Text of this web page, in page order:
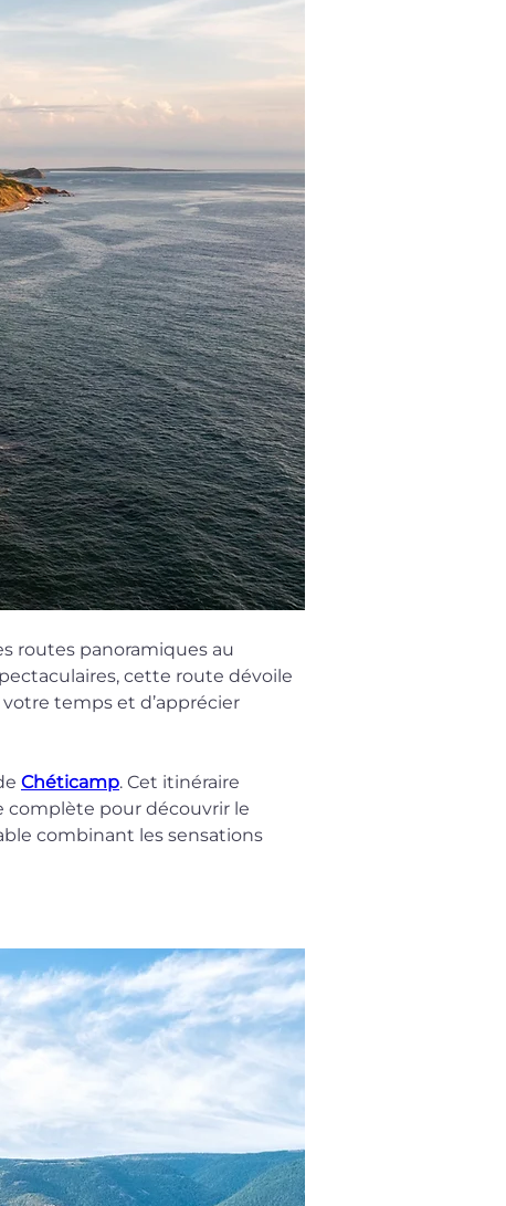
routes panoramiques au
cette route dévoile
temps et d’apprécier
Chéticamp. Cet itinéraire
complète pour découvrir le
combinant les sensations